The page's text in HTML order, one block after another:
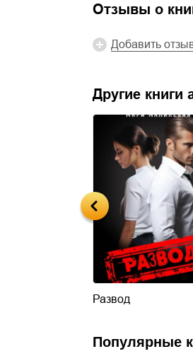
Отзывы о
Добавить
Другие книги
Развод
Популярные